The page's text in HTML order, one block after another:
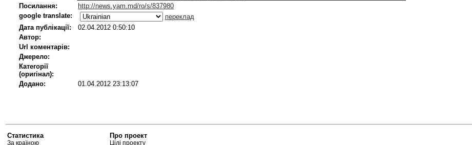
Посилання:
http://news.yam.md/ro/s/837980
google translate:
переклад
Дата публікації:
02.04.2012 0:50:10
Автор:
Url коментарів:
Джерело:
Категорії
(оригінал):
Додано:
01.04.2012 23:13:07
Статистика
За країною
Про проект
Цілі проекту